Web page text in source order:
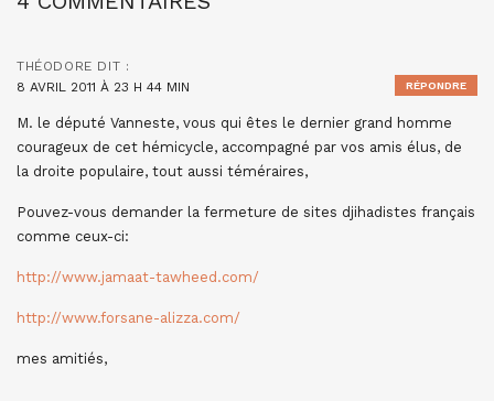
THÉODORE DIT :
8 AVRIL 2011 À 23 H 44 MIN
M. le député Vanneste, vous qui êtes le dernier grand homme
courageux de cet hémicycle, accompagné par vos amis élus, de
la droite populaire, tout aussi téméraires,
Pouvez-vous demander la fermeture de sites djihadistes français
comme ceux-ci:
http://www.jamaat-tawheed.com/
http://www.forsane-alizza.com/
mes amitiés,
RÉPONDRE